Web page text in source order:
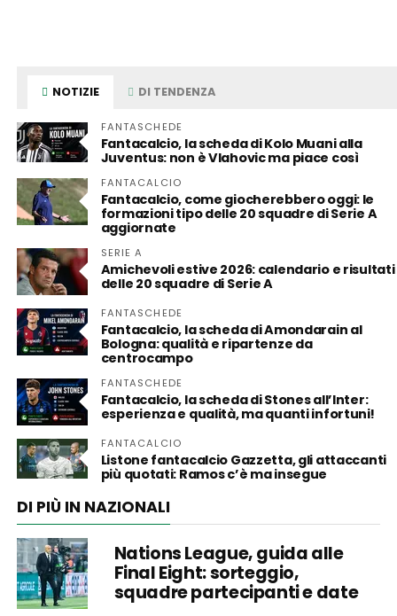
NOTIZIE DI TENDENZA
FANTASCHEDE
Fantacalcio, la scheda di Kolo Muani alla
Juventus: non è Vlahovic ma piace così
FANTACALCIO
Fantacalcio, come giocherebbero oggi: le
formazioni tipo delle 20 squadre di Serie A
aggiornate
SERIE A
Amichevoli estive 2026: calendario e risultati
delle 20 squadre di Serie A
FANTASCHEDE
Fantacalcio, la scheda di Amondarain al
Bologna: qualità e ripartenze da
centrocampo
FANTASCHEDE
Fantacalcio, la scheda di Stones all’Inter:
esperienza e qualità, ma quanti infortuni!
FANTACALCIO
Listone fantacalcio Gazzetta, gli attaccanti
più quotati: Ramos c’è ma insegue
DI PIÙ IN NAZIONALI
Nations League, guida alle
Final Eight: sorteggio,
squadre partecipanti e date